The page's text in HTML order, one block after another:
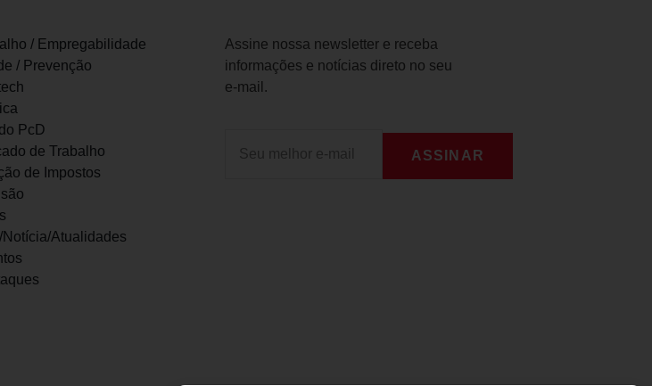
/ Empregabilidade
/ Prevenção
PcD
de Trabalho
de Impostos
Notícia/Atualidades
Assine nossa newsletter e receba
informações e notícias direto no seu
e-mail.
ASSINAR